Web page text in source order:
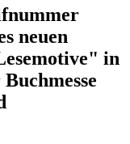
neuen
in